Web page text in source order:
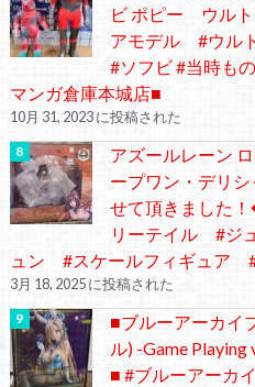
ビ ポピー ウル
アモデル #ウル
#ソフビ #当時
マンガ倉庫本城店■
10月 31, 2023 に投稿された
アズールレーン
ープワン・デリ
せて頂きました
リーテイル #ジ
ュン #スケールフィギュア
3月 18, 2025 に投稿された
■ブルーアーカイ
ル) -Game Playing
■ #ブルーアーカ